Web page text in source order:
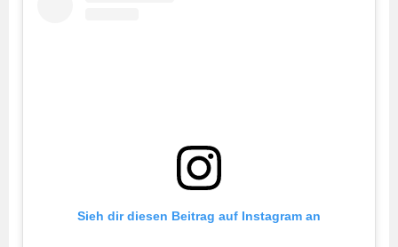
Sieh dir diesen Beitrag auf Instagram an